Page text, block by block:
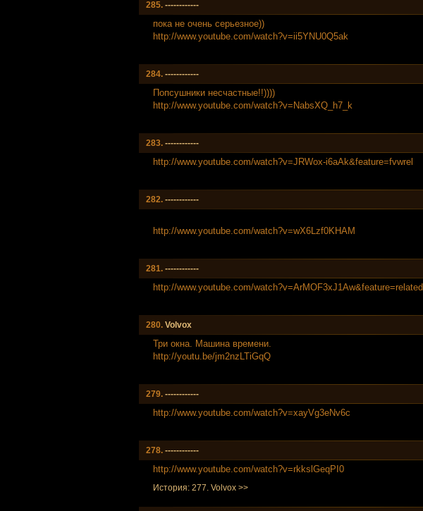
285. ------------
пока не очень серьезное))
http://www.youtube.com/watch?v=ii5YNU0Q5ak
284. ------------
Попсушники несчастные!!))))
http://www.youtube.com/watch?v=NabsXQ_h7_k
283. ------------
http://www.youtube.com/watch?v=JRWox-i6aAk&feature=fvwrel
282. ------------
http://www.youtube.com/watch?v=wX6Lzf0KHAM
281. ------------
http://www.youtube.com/watch?v=ArMOF3xJ1Aw&feature=related
280. Volvox
Три окна. Машина времени.
http://youtu.be/jm2nzLTiGqQ
279. ------------
http://www.youtube.com/watch?v=xayVg3eNv6c
278. ------------
http://www.youtube.com/watch?v=rkkslGeqPI0
История: 277. Volvox >>